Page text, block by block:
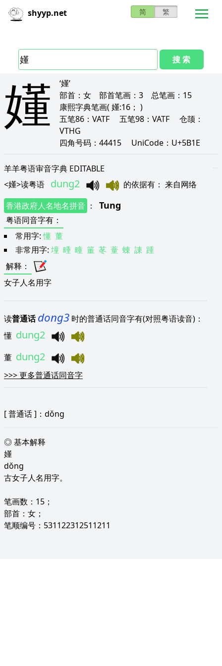
shyyp.net 简 繁
搜 索
嬞
‘嬞’
部首： 女 部首笔画： 3 总笔画： 15
康熙字典笔画( 嬞:16； )
五笔86： VATF 五笔98： VATF 仓颉：
VTHG
四角号码： 44415 UniCode： U+5B1E
羊羊粤语审音字典 EDITABLE
<嬞>读粤语 dung2 的依据有 ： 来自网络
香港政府人名地名拼音 ： Tung
粤语同音字有 ：
常用字: 懂 董
非常用字: 墥 畽 疃 箽 苳 蕫 蝀 諌 踵
解释 ：
女子人名用字
读普通话 dong3 时的普通话同音字有(对照粤语读音)：
懂 dung2
董 dung2
>>>更多普通话同音字
[普通话]：dǒng
◎ 基本解释
嬞
dǒng
古女子人名用字。
笔画数：15；
部首：女；
笔顺编号：531122312511211